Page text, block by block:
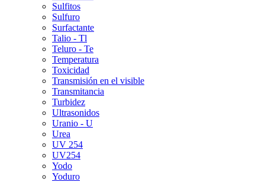
Sulfitos
Sulfuro
Surfactante
Talio - Tl
Teluro - Te
Temperatura
Toxicidad
Transmisión en el visible
Transmitancia
Turbidez
Ultrasonidos
Uranio - U
Urea
UV 254
UV254
Yodo
Yoduro